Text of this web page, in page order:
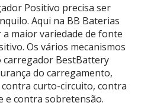
Positivo precisa ser
Aqui na BB Baterias
maior variedade de fonte
Os vários mecanismos
carregador BestBattery
do carregamento,
curto-circuito, contra
e contra sobretensão.